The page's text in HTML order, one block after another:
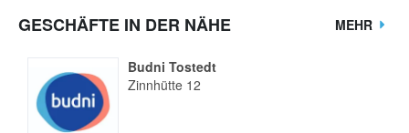
GESCHÄFTE IN DER NÄHE MEHR
Budni Tostedt
Zinnhütte 12